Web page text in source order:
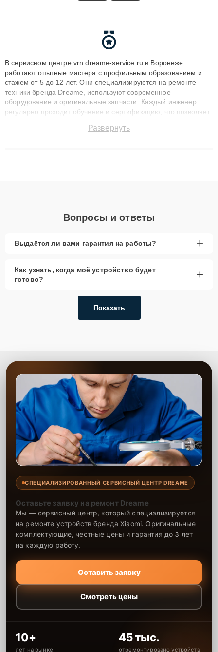
В сервисном центре vrn.dreame-service.ru в Воронеже
работают опытные мастера с профильным образованием и
стажем от 5 до 12 лет. Они специализируются на ремонте
техники бренда Dreame, используют современное
оборудование и оригинальные запчасти. Каждый инженер
регулярно проходит обучение и сертификацию, что позволяет
технику с сохранением гарантии до 3 лет. Наши мастера
Развернуть
Вопросы и ответы
Выдаётся ли вами гарантия на работы? +
Как узнать, когда моё устройство будет
готово?
+
Показать
СПЕЦИАЛИЗИРОВАННЫЙ СЕРВИСНЫЙ ЦЕНТР DREAME
Оставьте заявку на ремонт Dreame
Мы — сервисный центр, который специализируется
на ремонте устройств бренда Xiaomi. Оригинальные
комплектующие, честные цены и гарантия до 3 лет
на каждую работу.
Оставить заявку
Смотреть цены
10+
лет на рынке
45 тыс.
отремонтировано устройств